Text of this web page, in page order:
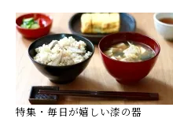
特集・毎日が嬉しい漆の器